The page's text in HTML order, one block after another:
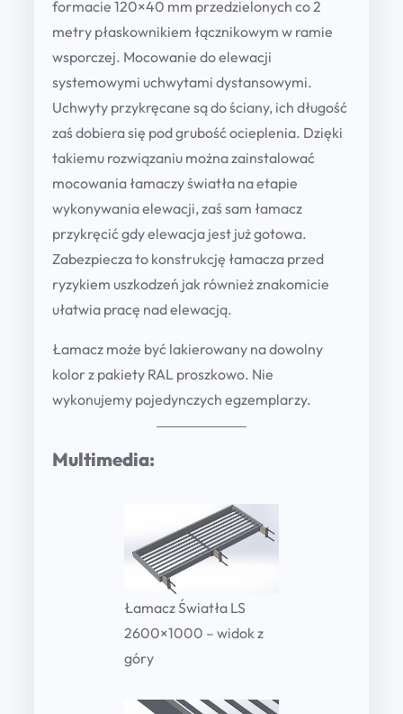
0
0
×
1
0
0
0
q
u
a
n
t
formacie 120×40 mm przedzielonych co 2
metry płaskownikiem łącznikowym w ramie
wsporczej. Mocowanie do elewacji
systemowymi uchwytami dystansowymi.
Uchwyty przykręcane są do ściany, ich długość
zaś dobiera się pod grubość ocieplenia. Dzięki
takiemu rozwiązaniu można zainstalować
mocowania łamaczy światła na etapie
wykonywania elewacji, zaś sam łamacz
przykręcić gdy elewacja jest już gotowa.
Zabezpiecza to konstrukcję łamacza przed
ryzykiem uszkodzeń jak również znakomicie
ułatwia pracę nad elewacją.
Łamacz może być lakierowany na dowolny
kolor z pakiety RAL proszkowo. Nie
wykonujemy pojedynczych egzemplarzy.
Multimedia:
Łamacz Światła LS
2600×1000 – widok z
góry